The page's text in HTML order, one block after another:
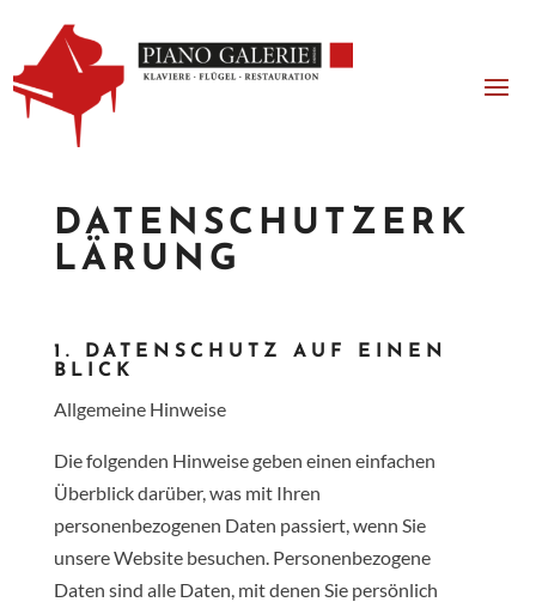
DATENSCHUTZERK
LÄRUNG
1. DATENSCHUTZ AUF EINEN
BLICK
Allgemeine Hinweise
Die folgenden Hinweise geben einen einfachen
Überblick darüber, was mit Ihren
personenbezogenen Daten passiert, wenn Sie
unsere Website besuchen. Personenbezogene
Daten sind alle Daten, mit denen Sie persönlich